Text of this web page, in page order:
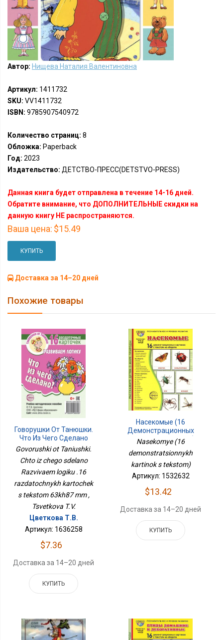
Автор: Нищева Наталия Валентиновна
Артикул: 1411732
SKU: VV1411732
ISBN: 9785907540972
Количество страниц: 8
Обложка: Paperback
Год: 2023
Издательство: ДЕТСТВО-ПРЕСС(DETSTVO-PRESS)
Данная книга будет отправлена в течение 14-16 дней.
Обратите внимание, что ДОПОЛНИТЕЛЬНЫЕ скидки на
данную книгу НЕ распространяются.
Ваша цена: $15.49
КУПИТЬ
Доставка за 14–20 дней
Похожие товары
Говорушки От Танюшки.
Что Из Чего Сделано
Развиваем Логику .16
С Текстом 63х87 Мм
Govorushki ot Taniushki.
Chto iz chego sdelano
Razvivaem logiku .16
razdatochnykh kartochek
s tekstom 63kh87 mm ,
Tsvetkova T.V.
Цветкова Т.В.
Артикул: 1636258
$7.36
Доставка за 14–20 дней
КУПИТЬ
Насекомые (16
Демонстрационных
Картинок С Текстом)
Nasekomye (16
demonstratsionnykh
kartinok s tekstom)
Артикул: 1532632
$13.42
Доставка за 14–20 дней
КУПИТЬ